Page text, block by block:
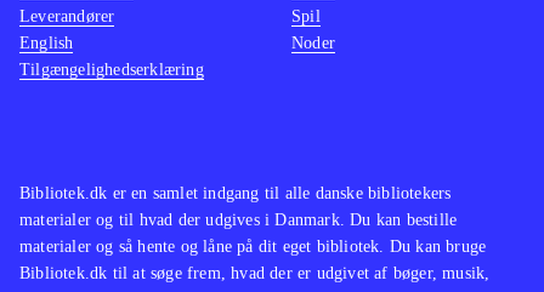
Assassin's Creed-serien er
monumental, og dette spil viser
hvorfor. Her har man historie, action,
den heldige låner en herlig
spiloplevelse .
Bibliotek.dk er en samlet indgang til alle danske bibliotekers
materialer og til hvad der udgives i Danmark. Du kan bestille
materialer og så hente og låne på dit eget bibliotek. Du kan bruge
Bibliotek.dk til at søge frem, hvad der er udgivet af bøger, musik,
Leverandører
English
Tilgængelighedserklæring
Spil
Noder